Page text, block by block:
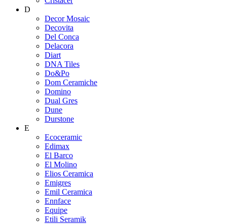
D
Decor Mosaic
Decovita
Del Conca
Delacora
Diart
DNA Tiles
Do&Po
Dom Ceramiche
Domino
Dual Gres
Dune
Durstone
E
Ecoceramic
Edimax
El Barco
El Molino
Elios Ceramica
Emigres
Emil Ceramica
Ennface
Equipe
Etili Seramik